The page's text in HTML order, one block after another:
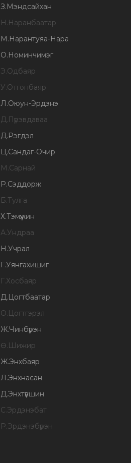
З.Мэндсайхан
Н.Наранбаатар
М.Нарантуяа-Нара
О.Номинчимэг
Э.Одбаяр
У.Отгонбаяр
Л.Оюун-Эрдэнэ
Д.Пүрэвдаваа
Д.Рэгдэл
Ц.Сандаг-Очир
М.Сарнай
Р.Сэддорж
Б.Тулга
Х.Тэмүүжин
А.Ундраа
Н.Учрал
Г.Уянгахишиг
Г.Хосбаяр
Д.Цогтбаатар
О.Цогтгэрэл
Ж.Чинбүрэн
Ө.Шижир
Ж.Энхбаяр
Л.Энхнасан
Д.Энхтүвшин
С.Эрдэнэбат
Р.Эрдэнэбүрэн